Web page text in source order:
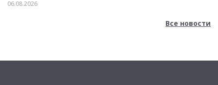
06.08.2026
Все новости